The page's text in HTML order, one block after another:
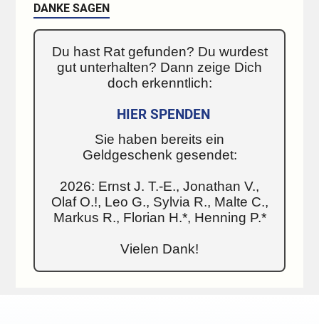
DANKE SAGEN
Du hast Rat gefunden? Du wurdest
gut unterhalten? Dann zeige Dich
doch erkenntlich:
HIER SPENDEN
Sie haben bereits ein
Geldgeschenk gesendet:
2026: Ernst J. T.-E., Jonathan V.,
Olaf O.!, Leo G., Sylvia R., Malte C.,
Markus R., Florian H.*, Henning P.*
Vielen Dank!